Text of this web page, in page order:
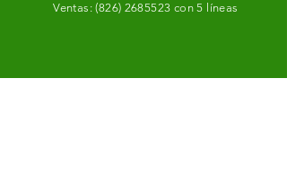
Ventas:(826) 2685523 con 5 líneas